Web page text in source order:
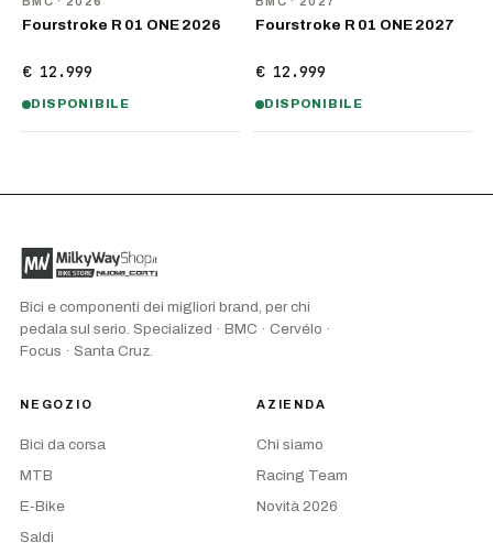
Fourstroke R 01 ONE 2026
€ 12.999
DISPONIBILE
Fourstroke R 01 ONE 2027
€ 12.999
DISPONIBILE
Bici e componenti dei migliori brand, per chi
pedala sul serio. Specialized · BMC · Cervélo ·
Focus · Santa Cruz.
NEGOZIO
Bici da corsa
MTB
E-Bike
Saldi
AZIENDA
Chi siamo
Racing Team
Novità 2026